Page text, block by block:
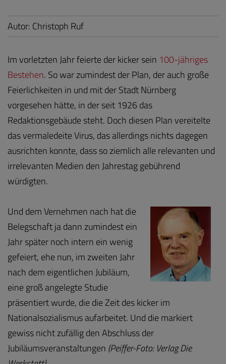
Autor: Christoph Ruf
Im vorletzten Jahr feierte der kicker sein 100-jähriges
Bestehen. So war zumindest der Plan, der auch große
Feierlichkeiten in und mit der Stadt Nürnberg
vorgesehen hätte, in der seit 1926 das
Redaktionsgebäude steht. Doch diesen Plan vereitelte
das vermaledeite Virus, das allerdings nichts dagegen
ausrichten konnte, dass so ziemlich alle relevanten und
irrelevanten Medien den Jahrestag gebührend
würdigten.
Und dem Vernehmen nach hat die
Belegschaft ja dann zumindest ein
Jahr später noch intern ein wenig
gefeiert, ehe nun, im zweiten Jahr
nach dem eigentlichen Jubiläum,
eine groß angelegte Studie
präsentiert wurde, die die Zeit des kicker im
Nationalsozialismus aufarbeitet. Und die markiert
gewiss nicht zufällig den Abschluss der
Jubiläumsveranstaltungen (Peiffer-Foto: Verlag Die